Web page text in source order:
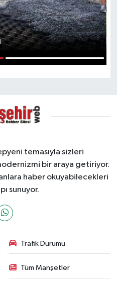
temasıyla sizleri
bir araya getiriyor.
haber okuyabilecekleri
sunuyor.
Trafik Durumu
Tüm Manşetler